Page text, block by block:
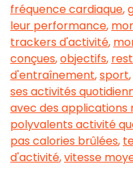
fréquence cardiaque,
leur performance,
trackers d'activité,
conçues,objectifs,
d'entraînement,sport,
ses activités
avec des
polyvalents activité
pas calories brûlées,
d'activité,vitesse